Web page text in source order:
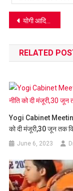
Post
योगी आदित्यनाथ की घोषणा, बटेश्वर धाम में बनेगा अटल म्यूजियम, 230 करोड़ की परियोजनाओं का शिलान्यास, देखें तस्वीरें
RELATED
Yogi Cabinet
को दी मंजूरी,30 जून तक
June 6, 2023